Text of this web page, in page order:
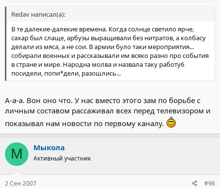
Redav написал(а):
В те далекие-далекие времена. Когда солнце светило ярче,
сахар был слаще, арбузы выращивали без нитратов, а колбасу
делали из мяса, а не сои. В армии було таки мероприятия...
собирали военных и рассказывали им всяко разно про события
в стране и мире. Народна молва и назвала таку работу6
посидели, попи*дели, разошлись...
А-а-а. Вон оно что. У нас вместо этого зам по борьбе с
личным составом рассаживал всех перед телевизором и
показывал нам новости по первому каналу.
М Мыкола
Активный участник
2 Сен 2007 #96